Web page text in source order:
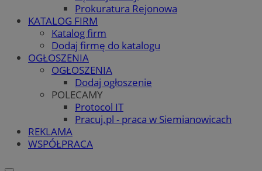
Prokuratura Rejonowa
KATALOG FIRM
Katalog firm
Dodaj firmę do katalogu
OGŁOSZENIA
OGŁOSZENIA
Dodaj ogłoszenie
POLECAMY
Protocol IT
Pracuj.pl - praca w Siemianowicach
REKLAMA
WSPÓŁPRACA